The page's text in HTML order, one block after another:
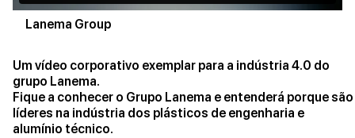
Lanema Group
Um vídeo corporativo exemplar para a indústria 4.0 do
grupo Lanema.
Fique a conhecer o Grupo Lanema e entenderá porque são
líderes na indústria dos plásticos de engenharia e
alumínio técnico.